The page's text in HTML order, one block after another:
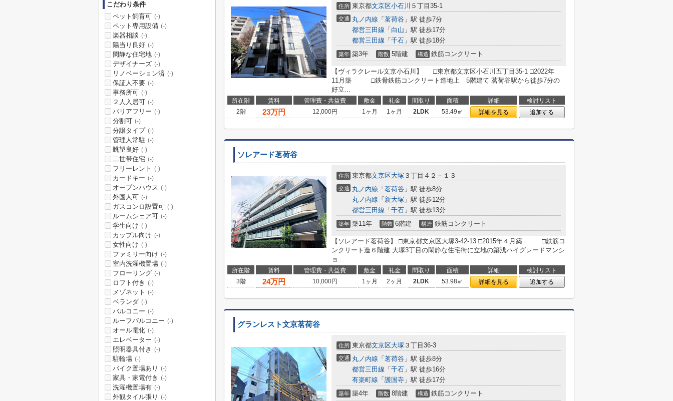
住所 東京都文京区小石川 ５丁目35-1
交通 丸ノ内線 「 茗荷谷 」駅 徒歩7分
都営三田線 「 白山 」駅 徒歩17分
都営三田線 「 千石 」駅 徒歩18分
築年 築3年 階数 5階建 構造 鉄筋コンクリート
【ヴィラクレール文京小石川】 □東京都文京区小石川五丁目35-1 □2022年
11月築 □鉄骨鉄筋コンクリート造地上 5階建て 茗荷谷駅から徒歩7分の
好立...
所在階 賃料 管理費・共益費 敷金 礼金 間取り 面積 詳細
検討リスト
2階
23万円 12,000円 1ヶ月 1ヶ月 2LDK 53.49㎡ 詳細を見る 追加する
ソレアード茗荷谷
住所 東京都文京区大塚 ３丁目４２－１３
交通 丸ノ内線 「 茗荷谷 」駅 徒歩8分
丸ノ内線 「 新大塚 」駅 徒歩12分
都営三田線 「 千石 」駅 徒歩13分
築年 築11年 階数 6階建 構造 鉄筋コンクリート
【ソレアード茗荷谷】 □東京都文京区大塚3-42-13 □2015年４月築 □鉄筋コ
ンクリート造６階建 大塚3丁目の閑静な住宅街に立地の築浅ハイグレードマンシ
ョ...
所在階 賃料 管理費・共益費 敷金 礼金 間取り 面積 詳細
検討リスト
3階
24万円 10,000円 1ヶ月 2ヶ月 2LDK 53.98㎡ 詳細を見る 追加する
グランレスト文京茗荷谷
住所 東京都文京区大塚 ３丁目36-3
交通 丸ノ内線 「 茗荷谷 」駅 徒歩8分
都営三田線 「 千石 」駅 徒歩16分
有楽町線 「 護国寺 」駅 徒歩17分
築年 築4年 階数 8階建 構造 鉄筋コンクリート
こだわり条件
ペット飼育可 (-)
ペット専用設備 (-)
楽器相談 (-)
陽当り良好 (-)
閑静な住宅地 (-)
デザイナーズ (-)
リノベーション済 (-)
保証人不要 (-)
事務所可 (-)
２人入居可 (-)
バリアフリー (-)
分割可 (-)
分譲タイプ (-)
管理人常駐 (-)
眺望良好 (-)
二世帯住宅 (-)
フリーレント (-)
カードキー (-)
オープンハウス (-)
外国人可 (-)
ガスコンロ設置可 (-)
ルームシェア可 (-)
学生向け (-)
カップル向け (-)
女性向け (-)
ファミリー向け (-)
室内洗濯機置場 (-)
フローリング (-)
ロフト付き (-)
メゾネット (-)
ベランダ (-)
バルコニー (-)
ルーフバルコニー (-)
オール電化 (-)
エレベーター (-)
照明器具付き (-)
駐輪場 (-)
バイク置場あり (-)
家具・家電付き (-)
洗濯機置場有 (-)
外観タイル張り (-)